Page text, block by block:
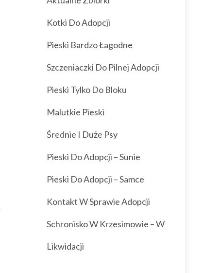
Kotki Do Adopcji
Pieski Bardzo Łagodne
Szczeniaczki Do Pilnej Adopcji
Pieski Tylko Do Bloku
Malutkie Pieski
Średnie I Duże Psy
Pieski Do Adopcji – Sunie
Pieski Do Adopcji – Samce
Kontakt W Sprawie Adopcji
Schronisko W Krzesimowie – W
Likwidacji